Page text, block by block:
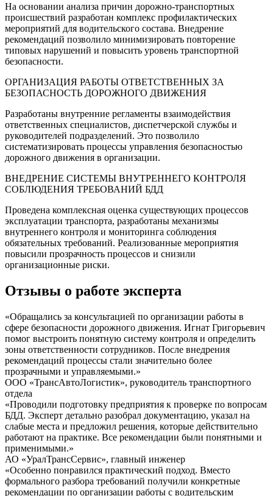
На основании анализа причин дорожно-транспортных
происшествий разработан комплекс профилактических
мероприятий для водительского состава. Внедрение
рекомендаций позволило минимизировать повторение
типовых нарушений и повысить уровень транспортной
безопасности.
ОРГАНИЗАЦИЯ РАБОТЫ ОТВЕТСТВЕННЫХ ЗА
БЕЗОПАСНОСТЬ ДОРОЖНОГО ДВИЖЕНИЯ
Разработаны внутренние регламенты взаимодействия
ответственных специалистов, диспетчерской службы и
руководителей подразделений. Это позволило
систематизировать процессы управления безопасностью
дорожного движения в организации.
ВНЕДРЕНИЕ СИСТЕМЫ ВНУТРЕННЕГО КОНТРОЛЯ
СОБЛЮДЕНИЯ ТРЕБОВАНИЙ БДД
Проведена комплексная оценка существующих процессов
эксплуатации транспорта, разработаны механизмы
внутреннего контроля и мониторинга соблюдения
обязательных требований. Реализованные мероприятия
повысили прозрачность процессов и снизили
организационные риски.
Отзывы о работе эксперта
«Обращались за консультацией по организации работы в
сфере безопасности дорожного движения. Игнат Григорьевич
помог выстроить понятную систему контроля и определить
зоны ответственности сотрудников. После внедрения
рекомендаций процессы стали значительно более
прозрачными и управляемыми.»
ООО «ТрансАвтоЛогистик», руководитель транспортного
отдела
«Проводили подготовку предприятия к проверке по вопросам
БДД. Эксперт детально разобрал документацию, указал на
слабые места и предложил решения, которые действительно
работают на практике. Все рекомендации были понятными и
применимыми.»
АО «УралТрансСервис», главный инженер
«Особенно понравился практический подход. Вместо
формального разбора требований получили конкретные
рекомендации по организации работы с водительским